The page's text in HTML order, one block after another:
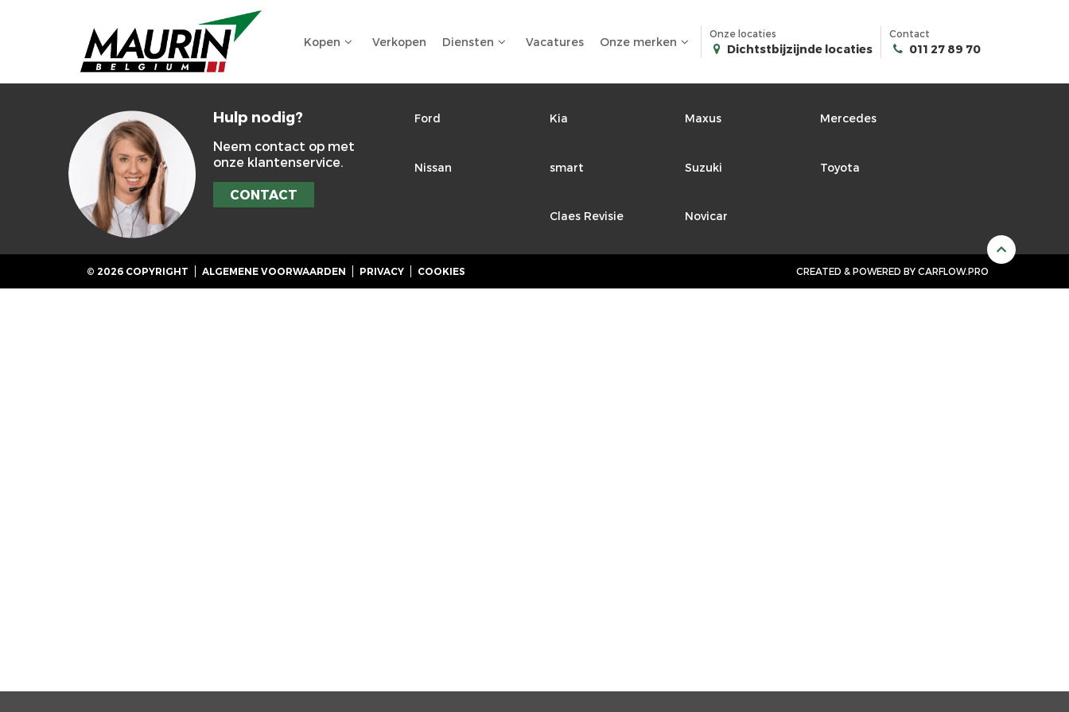
Kopen Verkopen Diensten Vacatures Onze merken
Onze locaties
Dichtstbijzijnde locaties
Contact
011 27 89 70
Hulp nodig?
Neem contact op met
onze klantenservice.
CONTACT
Ford Kia Maxus Mercedes
Nissan smart Suzuki Toyota
Claes Revisie Novicar
© 2026 COPYRIGHT ALGEMENE VOORWAARDEN PRIVACY COOKIES CREATED & POWERED BY CARFLOW.PRO